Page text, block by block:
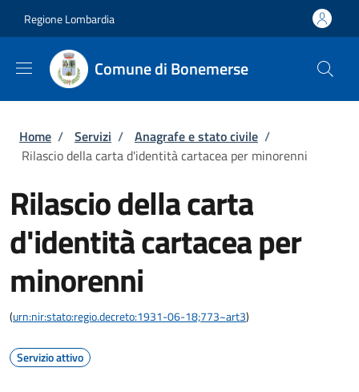
Regione Lombardia
Comune di Bonemerse
Briciole di pane
Home / Servizi / Anagrafe e stato civile /
Rilascio della carta d'identità cartacea per minorenni
Rilascio della carta
d'identità cartacea per
minorenni
(urn:nir:stato:regio.decreto:1931-06-18;773~art3)
Servizio attivo